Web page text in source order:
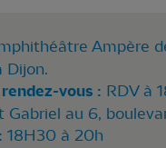
Ampère
Dijon.
vous : RDV à
Gabriel au 6,
18H30 à 20h